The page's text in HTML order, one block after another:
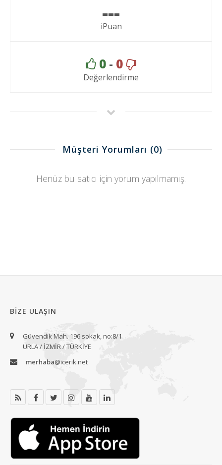
---
iPuan
0 - 0
Değerlendirme
Müşteri Yorumları (0)
Henüz bu satıcı için yorum yapılmamış.
BIZE ULAŞIN
Güvendik Mah. 196 sokak, no:8/1
URLA / İZMİR / TÜRKİYE
merhaba@icerik.net